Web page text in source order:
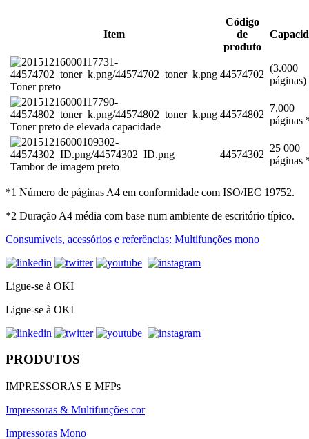
Item
Código
de
produto
Toner preto
44574702
(3.000
Toner preto de elevada capacidade
44574802
7,000
páginas
Tambor de imagem preto
44574302
25 000
páginas
*1 Número de páginas A4 em conformidade com ISO/IEC 19752.
*2 Duração A4 média com base num ambiente de escritório típico.
Consumíveis, acessórios e referências: Multifunções mono
Ligue-se à OKI
Ligue-se à OKI
PRODUTOS
IMPRESSORAS E MFPs
Impressoras & Multifunções cor
Impressoras Mono